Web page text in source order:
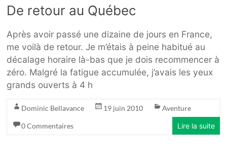
De retour au Québec
Après avoir passé une dizaine de jours en France,
me voilà de retour. Je m’étais à peine habitué au
décalage horaire là-bas que je dois recommencer à
zéro. Malgré la fatigue accumulée, j’avais les yeux
grands ouverts à 4 h
Dominic Bellavance 19 juin 2010 Aventure
0 Commentaires Lire la suite